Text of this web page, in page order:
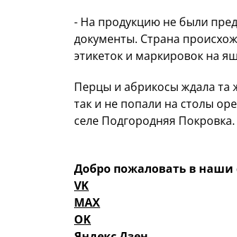
- На продукцию не были
документы. Страна
этикеток и маркировок на
Перцы и абрикосы ждала та
так и не попали на столы
селе Подгородняя Покровка.
Добро пожаловать в наши
VK
MAX
OK